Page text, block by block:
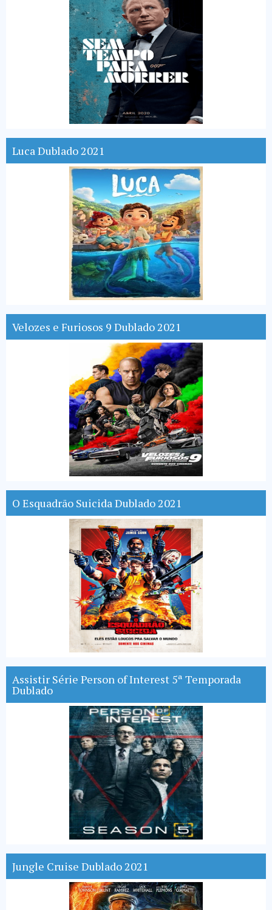
Luca Dublado 2021
Velozes e Furiosos 9 Dublado 2021
O Esquadrão Suicida Dublado 2021
Assistir Série Person of Interest 5ª Temporada
Dublado
Jungle Cruise Dublado 2021